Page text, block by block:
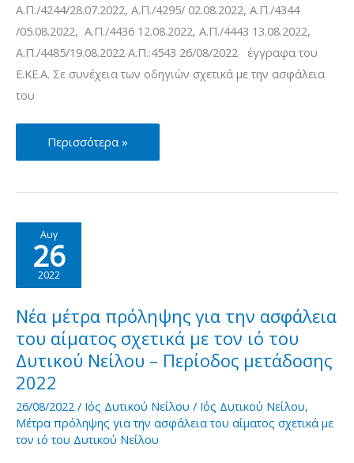
Α.Π./4244/28.07.2022, Α.Π./4295/ 02.08.2022, Α.Π./4344
/05.08.2022, Α.Π./4436 12.08.2022, Α.Π./4443 13.08.2022,
Α.Π./4485/19.08.2022 Α.Π.:4543 26/08/2022 έγγραφα του
Ε.ΚΕ.Α. Σε συνέχεια των οδηγιών σχετικά με την ασφάλεια
του
Νέα
μέτρα
την
ασφάλεια
του
αίματος
σχετικά
με
τον
ιό
Δυτικού
Νείλου
Περισσότερα »
Αυγ
26
2022
Νέα μέτρα πρόληψης για την ασφάλεια
του αίματος σχετικά με τον ιό του
Δυτικού Νείλου – Περίοδος μετάδοσης
2022
26/08/2022 / Ιός Δυτικού Νείλου / Ιός Δυτικού Νείλου,
Μέτρα πρόληψης για την ασφάλεια του αίματος σχετικά με
τον ιό του Δυτικού Νείλου